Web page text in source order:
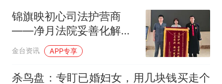
锦旗映初心司法护营商
——净月法院妥善化解劳
动争议助力企业规范发展
金台资讯 APP专享
杀鸟盘：专盯已婚妇女，用几块钱买走个